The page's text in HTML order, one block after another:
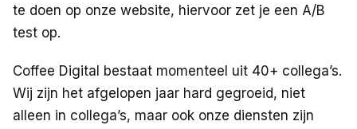
te doen op onze website, hiervoor zet je een A/B
test op.
Coffee Digital bestaat momenteel uit 40+ collega’s.
Wij zijn het afgelopen jaar hard gegroeid, niet
alleen in collega’s, maar ook onze diensten zijn